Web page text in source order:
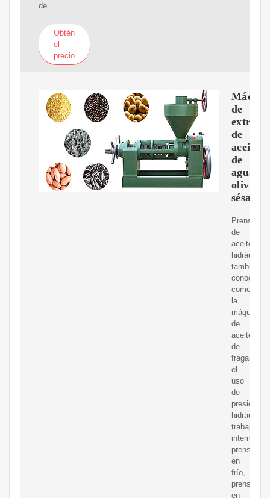
de
Obtén
el
precio
de
de
aceite
de
oliva,
sésamo
Prensa
de
aceite
hidráulico,
también
conocida
como
la
máquina
de
aceite
de
fragancia,
el
uso
de
presión
hidráulica,
trabajo
prensado
en
frío,
prensado
en